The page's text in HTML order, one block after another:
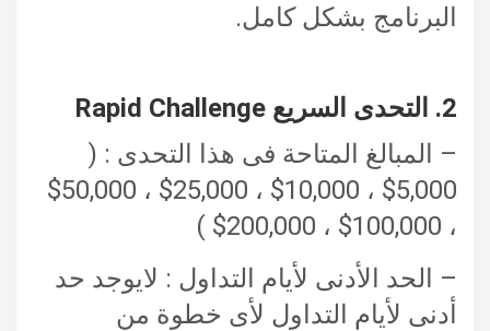
البرنامج بشكل كامل.
2. التحدى السريع Rapid Challenge
– المبالغ المتاحة فى هذا التحدى : (
5,000$ ، 10,000$ ، 25,000$ ، 50,000$
، 100,000$ ، 200,000$ )
– الحد الأدنى لأيام التداول : لايوجد حد
أدنى لأيام التداول لأى خطوة من